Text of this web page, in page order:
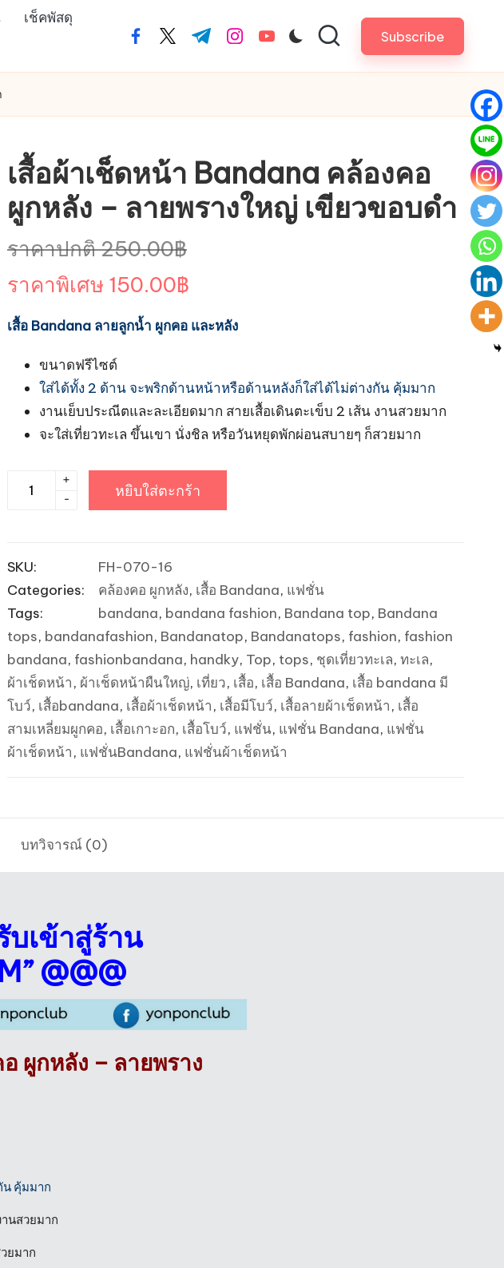
เช็คพัสดุ
facebook.com
twitter.com
t.me instagram.com
youtube.com Subscribe
เสื้อผ้าเช็ดหน้า Bandana คล้องคอ
ผูกหลัง – ลายพรางใหญ่ เขียวขอบดำ
ราคาปกติ250.00฿Original
price
was:
ราคาพิเศษ 150.00฿
price
150.00฿.
เสื้อ Bandana ลายลูกน้ำ ผูกคอ และหลัง
ขนาดฟรีไซต์
ใส่ได้ทั้ง 2 ด้าน จะพริกด้านหน้าหรือด้านหลังก็ใส่ได้ไม่ต่างกัน คุ้มมาก
งานเย็บประณีตและละเอียดมาก สายเสื้อเดินตะเข็บ 2 เส้น งานสวยมาก
จะใส่เที่ยวทะเล ขึ้นเขา นั่งชิล หรือวันหยุดพักผ่อนสบายๆ ก็สวยมาก
Bandana
คล้อง
คอ
ผูก
หลัง
-
ลาย
พราง
ใหญ่
ชิ้น
-
+
หยิบใส่ตะกร้า
SKU:
FH-070-16
Categories:
คล้องคอ ผูกหลัง, เสื้อ Bandana, แฟชั่น
Tags:
bandana, bandana fashion, Bandana top, Bandana
tops, bandanafashion, Bandanatop, Bandanatops, fashion, fashion
bandana, fashionbandana, handky, Top, tops, ชุดเที่ยวทะเล, ทะเล,
ผ้าเช็ดหน้า, ผ้าเช็ดหน้าผืนใหญ่, เที่ยว, เสื้อ, เสื้อ Bandana, เสื้อ bandana มี
โบว์, เสื้อbandana, เสื้อผ้าเช็ดหน้า, เสื้อมีโบว์, เสื้อลายผ้าเช็ดหน้า, เสื้อ
สามเหลี่ยมผูกคอ, เสื้อเกาะอก, เสื้อโบว์, แฟชั่น, แฟชั่น Bandana, แฟชั่น
ผ้าเช็ดหน้า, แฟชั่นBandana, แฟชั่นผ้าเช็ดหน้า
บทวิจารณ์ (0)
เข้าสู่ร้าน
@@@
ผูกหลัง – ลายพราง
น คุ้มมาก
นสวยมาก
ยมาก